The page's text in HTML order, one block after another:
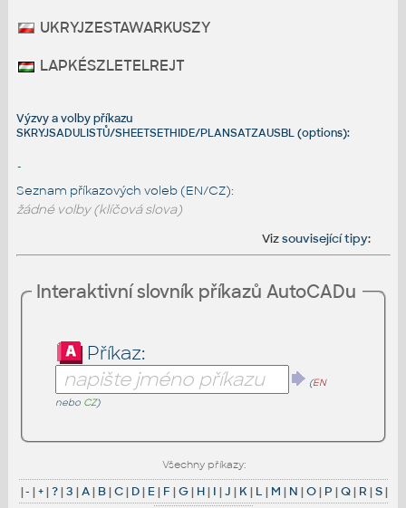
UKRYJZESTAWARKUSZY
LAPKÉSZLETELREJT
Výzvy a volby příkazu
SKRYJSADULISTŮ/SHEETSETHIDE/PLANSATZAUSBL (options):
-
Seznam příkazových voleb (EN/CZ):
žádné volby (klíčová slova)
Vizsouvisející tipy:
Interaktivní slovník příkazů AutoCADu
Příkaz:
(EN
nebo CZ)
Všechny příkazy:
|- |+|?|3 |A| B|C| D| E| F |G| H| I |J | K| L | M | N |O| P |Q| R |S|